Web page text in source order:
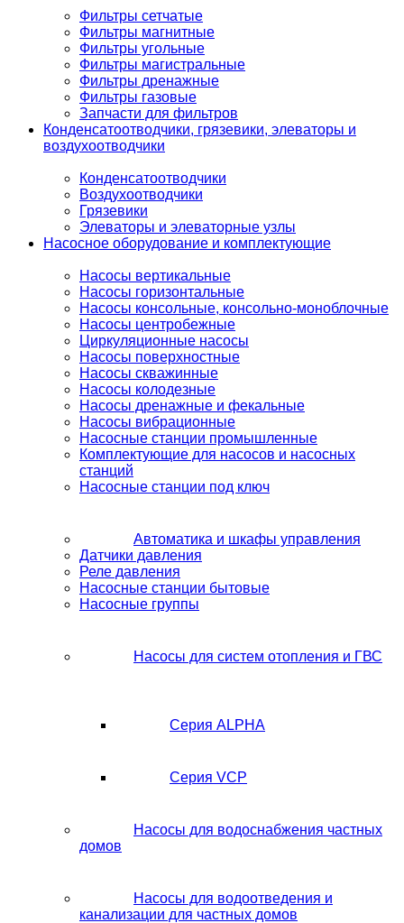
Фильтры сетчатые
Фильтры магнитные
Фильтры угольные
Фильтры магистральные
Фильтры дренажные
Фильтры газовые
Запчасти для фильтров
Конденсатоотводчики, грязевики, элеваторы и
воздухоотводчики
Конденсатоотводчики
Воздухоотводчики
Грязевики
Элеваторы и элеваторные узлы
Насосное оборудование и комплектующие
Насосы вертикальные
Насосы горизонтальные
Насосы консольные, консольно-моноблочные
Насосы центробежные
Циркуляционные насосы
Насосы поверхностные
Насосы скважинные
Насосы колодезные
Насосы дренажные и фекальные
Насосы вибрационные
Насосные станции промышленные
Комплектующие для насосов и насосных
станций
Насосные станции под ключ
Автоматика и шкафы управления
Датчики давления
Реле давления
Насосные станции бытовые
Насосные группы
Насосы для систем отопления и ГВС
Серия ALPHA
Серия VCP
Насосы для водоснабжения частных
домов
Насосы для водоотведения и
канализации для частных домов